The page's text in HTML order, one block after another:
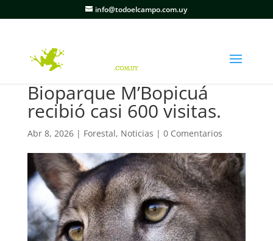
info@todoelcampo.com.uy
Bioparque M’Bopicuá
recibió casi 600 visitas.
Abr 8, 2026| Forestal, Noticias | 0 Comentarios